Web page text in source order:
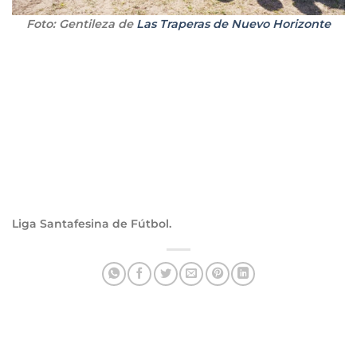
Foto: Gentileza de Las Traperas de Nuevo Horizonte
Liga Santafesina de Fútbol.